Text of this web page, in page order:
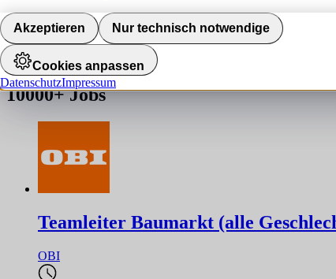
Job nicht gefunden!
Die gesuchte Stelle ist leider nicht mehr verfügbar. Hier findest
10000+Jobs
Teamleiter Baumarkt (alle
OBI
Akzeptieren Nur technisch notwendige
Cookies anpassen
DatenschutzImpressum